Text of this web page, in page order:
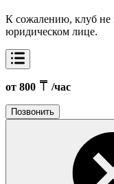
К сожалению, клуб не
юридическом лице.
от 800 /час
Позвонить